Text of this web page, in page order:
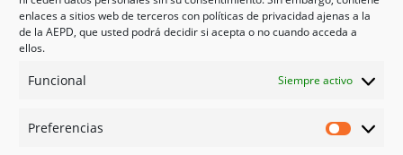
enlaces a sitios web de terceros con políticas de privacidad ajenas a la
de la AEPD, que usted podrá decidir si acepta o no cuando acceda a
ellos.
Funcional Siempre activo
Preferencias
Mi cuenta
Tienda
Psicología en Murcia
Guías
Redes sociales